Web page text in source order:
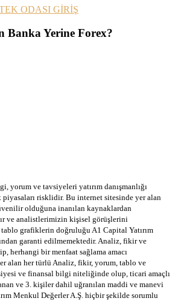
ODASI GİRİŞ
Banka Yerine Forex?
yorum ve tavsiyeleri yatırım danışmanlığı
piyasaları risklidir. Bu internet sitesinde yer alan
olduğuna inanılan kaynaklardan
ve analistlerimizin kişisel görüşlerini
tablo grafiklerin doğruluğu A1 Capital Yatırım
garanti edilmemektedir. Analiz, fikir ve
herhangi bir menfaat sağlama amacı
alan her türlü Analiz, fikir, yorum, tablo ve
ve finansal bilgi niteliğinde olup, ticari amaçlı
ve 3. kişiler dahil uğranılan maddi ve manevi
Menkul Değerler A.Ş. hiçbir şekilde sorumlu